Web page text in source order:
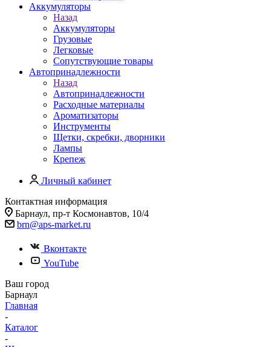
Аккумуляторы
Назад
Аккумуляторы
Грузовые
Легковые
Сопутствующие товары
Автопринадлежности
Назад
Автопринадлежности
Расходные материалы
Ароматизаторы
Инструменты
Щетки, скребки, дворники
Лампы
Крепеж
Личный кабинет
Контактная информация
Барнаул, пр-т Космонавтов, 10/4
brn@aps-market.ru
Вконтакте
YouTube
Ваш город
Барнаул
Главная
-
Каталог
-